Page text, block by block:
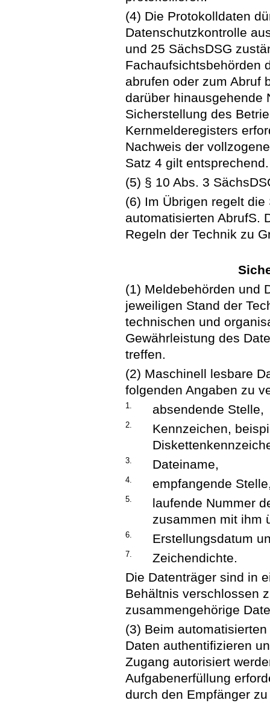
(4) Die Protokolldaten
Datenschutzkontrolle
und 25 SächsDSG
Fachaufsichtsbehörden
abrufen oder zum Abruf
darüber hinausgehende
Sicherstellung des
Kernmelderegisters
Nachweis der
Satz 4 gilt entsprechend.
(5) § 10 Abs. 3
(6) Im Übrigen regelt
automatisierten AbrufS.
Regeln der Technik zu
(1) Meldebehörden und
jeweiligen Stand der
technischen und
Gewährleistung des
treffen.
(2) Maschinell lesbare
folgenden Angaben zu
1. absendende Stelle,
2.
Kennzeichen,
3. Dateiname,
4. empfangende
5.
laufende Nummer
zusammen mit ihm
6. Erstellungsdatum
7.
Zeichendichte.
Die Datenträger sind in
Behältnis verschlossen
zusammengehörige
(3) Beim
Daten authentifizieren
Zugang autorisiert
Aufgabenerfüllung
durch den Empfänger